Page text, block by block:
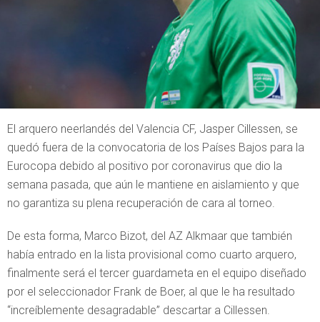
El arquero neerlandés del Valencia CF, Jasper Cillessen, se
quedó fuera de la convocatoria de los Países Bajos para la
Eurocopa debido al positivo por coronavirus que dio la
semana pasada, que aún le mantiene en aislamiento y que
no garantiza su plena recuperación de cara al torneo.
De esta forma, Marco Bizot, del AZ Alkmaar que también
había entrado en la lista provisional como cuarto arquero,
finalmente será el tercer guardameta en el equipo diseñado
por el seleccionador Frank de Boer, al que le ha resultado
“increíblemente desagradable” descartar a Cillessen.